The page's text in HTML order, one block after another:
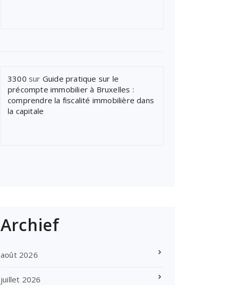
3300 sur Guide pratique sur le
précompte immobilier à Bruxelles :
comprendre la fiscalité immobilière dans
la capitale
Archief
août 2026
juillet 2026